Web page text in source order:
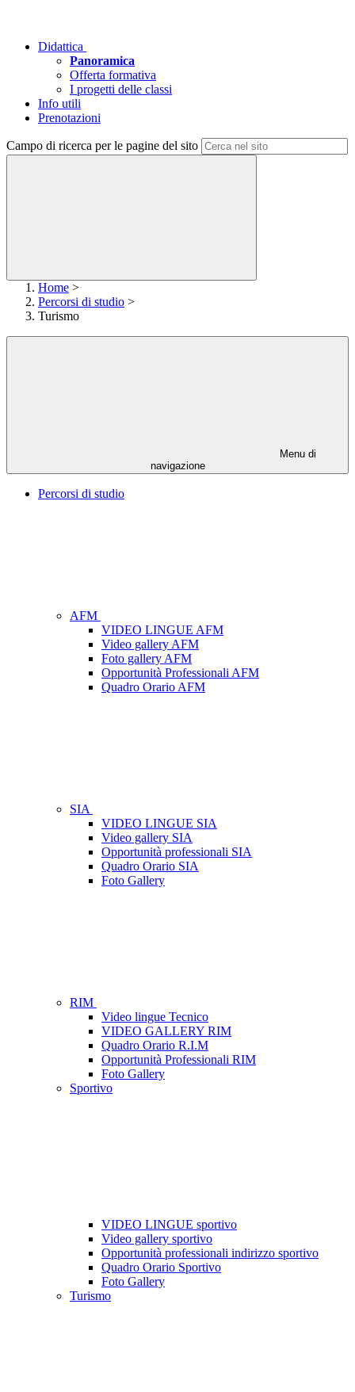
Didattica
Panoramica
Offerta formativa
I progetti delle classi
Info utili
Prenotazioni
Campo di ricerca per le pagine del sito
Home >
Percorsi di studio >
Turismo
Menu di
navigazione
Percorsi di studio
AFM
VIDEO LINGUE AFM
Video gallery AFM
Foto gallery AFM
Opportunità Professionali AFM
Quadro Orario AFM
SIA
VIDEO LINGUE SIA
Video gallery SIA
Opportunità professionali SIA
Quadro Orario SIA
Foto Gallery
RIM
Video lingue Tecnico
VIDEO GALLERY RIM
Quadro Orario R.I.M
Opportunità Professionali RIM
Foto Gallery
Sportivo
VIDEO LINGUE sportivo
Video gallery sportivo
Opportunità professionali indirizzo sportivo
Quadro Orario Sportivo
Foto Gallery
Turismo